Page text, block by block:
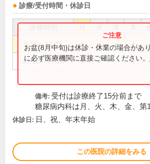
診療/受付時間・休診日
8:15～11:45 ● ● ● ● ●
13:15～17:15 ● ● ●
お盆(8月中旬)は休診・休業の場合があ
に必ず医療機関に直接ご確認ください。
備考: 受付は診療終了15分前まで
糖尿病内科は月、火、木、金、第
休診日: 日、祝、年末年始
この医院の詳細をみる